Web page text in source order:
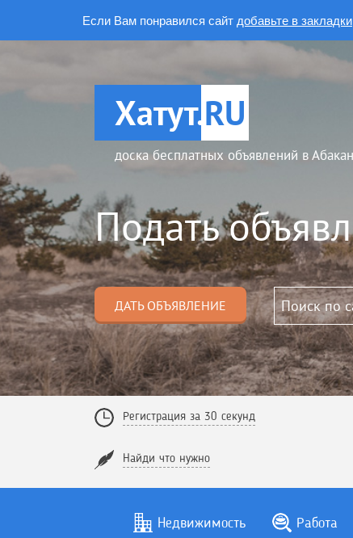
Если Вам понравился сайт добавьте в закладки
Хатут.RU
доска бесплатных объявлений в
Подать
ДАТЬ ОБЪЯВЛЕНИЕ
Регистрация за 30 секунд
Найди что нужно
Недвижимость Работа